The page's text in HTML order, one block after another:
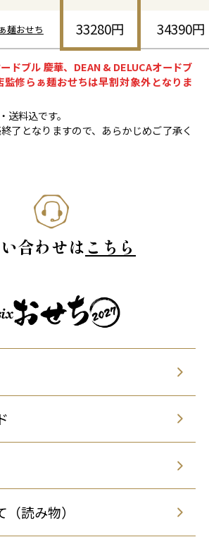
麺おせち 33280円 34390円
ドブル 慶華、DEAN & DELUCAオードブ
監修らぁ麺おせちは早割対象外となりま
料込です。
了となりますので、あらかじめご了承く
合わせは こちら
読み物）